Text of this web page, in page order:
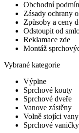
Obchodní
Zásady ochrany
Způsoby a ceny
Odstoupit od
Reklamace zde
Montáž
Vybrané kategorie
Výplne
Sprchové kouty
Sprchové dveře
Vanove zástěny
Volně stojíci vany
Sprchové vaničky